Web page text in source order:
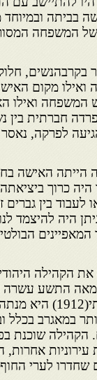
בביתה ובמיוחד
של המשפחה
בקרבהנשים,
מקום
המשפחה ואילו
חברתית
לפרקה,
הייתה האישה
כרוך
בין גברים
היה להיצמד
את הקהילה
המאה התשע
במאגרב
שוכנת
אחרות,
שחדרו לערי